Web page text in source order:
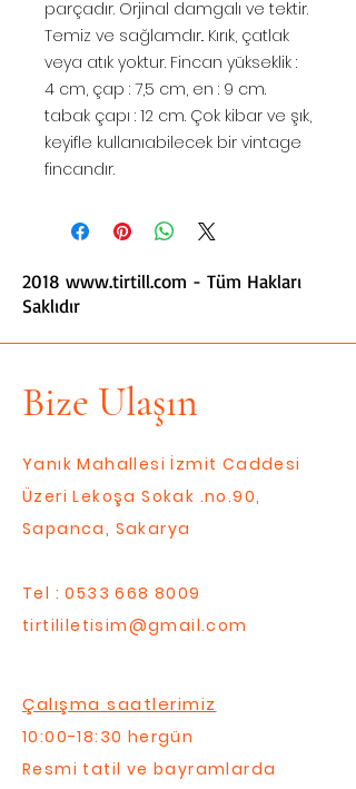
parçadır. Orjinal damgalı ve tektir.
Temiz ve sağlamdır.. Kırık, çatlak
veya atık yoktur. Fincan yükseklik :
4 cm, çap : 7,5 cm, en : 9 cm.
tabak çapı : 12 cm. Çok kibar ve şık,
keyifle kullanıabilecek bir vintage
fincandır.
2018 www.tirtill.com - Tüm Hakları
Saklıdır
Bize Ulaşın
Yanık Mahallesi İzmit Caddesi
Üzeri Lekoşa Sokak .no.90,
Sapanca, Sakarya
Tel :0533 668 8009
tirtililetisim@gmail.com
Çalışma saatlerimiz
10:00-18:30 hergün
Resmi tatil ve bayramlarda